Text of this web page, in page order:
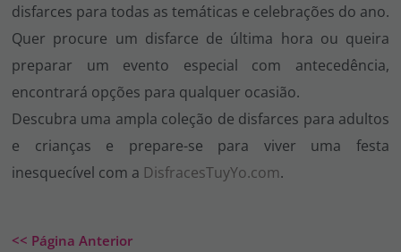
disfarces para todas as temáticas e celebrações do ano.
Quer procure um disfarce de última hora ou queira
preparar um evento especial com antecedência,
encontrará opções para qualquer ocasião.
Descubra uma ampla coleção de disfarces para adultos
e crianças e prepare-se para viver uma festa
inesquecível com a DisfracesTuyYo.com.
<< Página Anterior